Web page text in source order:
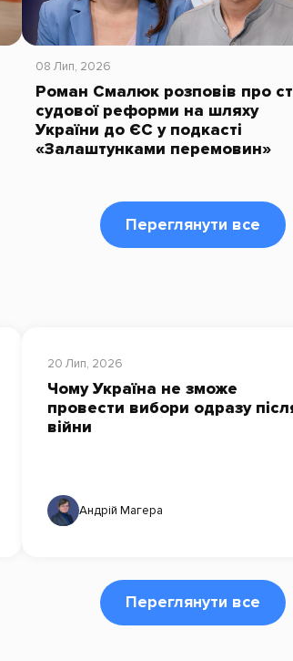
08 Лип, 2026
Роман Смалюк розповів про
судової реформи на шляху
України до ЄС у подкасті
«Залаштунками перемовин»
Переглянути все
20 Лип, 2026
Чому Україна не зможе
провести вибори одразу
війни
Андрій Магера
Переглянути все